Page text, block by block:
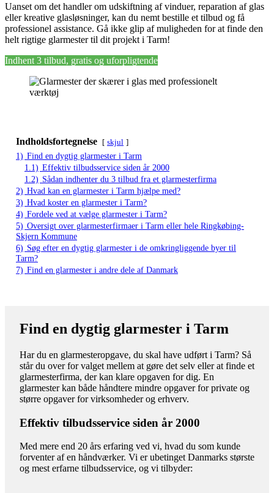
Uanset om det handler om udskiftning af vinduer, reparation af glas
eller kreative glasløsninger, kan du nemt bestille et tilbud og få
professionel assistance. Gå ikke glip af muligheden for at finde den
helt rigtige glarmester til dit projekt i Tarm!
Indhent 3 tilbud, gratis og uforpligtende
Indholdsfortegnelse skjul
1) Find en dygtig glarmester i Tarm
1.1) Effektiv tilbudsservice siden år 2000
1.2) Sådan indhenter du 3 tilbud fra et glarmesterfirma
2) Hvad kan en glarmester i Tarm hjælpe med?
3) Hvad koster en glarmester i Tarm?
4) Fordele ved at vælge glarmester i Tarm?
5) Oversigt over glarmesterfirmaer i Tarm eller hele Ringkøbing-
Skjern Kommune
6) Søg efter en dygtig glarmester i de omkringliggende byer til
Tarm?
7) Find en glarmester i andre dele af Danmark
Find en dygtig glarmester i Tarm
Har du en glarmesteropgave, du skal have udført i Tarm? Så
står du over for valget mellem at gøre det selv eller at finde et
glarmesterfirma, der kan klare opgaven for dig. En
glarmester kan både håndtere mindre opgaver for private og
større opgaver for virksomheder og erhverv.
Effektiv tilbudsservice siden år 2000
Med mere end 20 års erfaring ved vi, hvad du som kunde
forventer af en håndværker. Vi er ubetinget Danmarks største
og mest erfarne tilbudsservice, og vi tilbyder: